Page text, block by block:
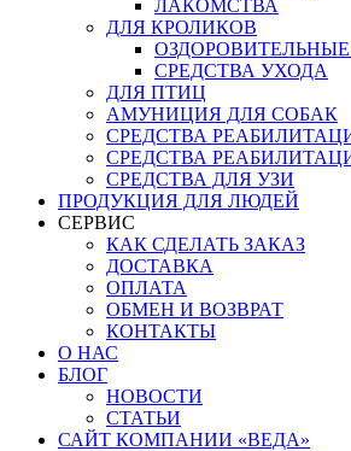
ЛАКОМСТВА
ДЛЯ КРОЛИКОВ
СРЕДСТВА УХОДА
ДЛЯ ПТИЦ
АМУНИЦИЯ ДЛЯ СОБАК
СРЕДСТВА
СРЕДСТВА
СРЕДСТВА ДЛЯ УЗИ
ПРОДУКЦИЯ ДЛЯ ЛЮДЕЙ
СЕРВИС
КАК СДЕЛАТЬ ЗАКАЗ
ДОСТАВКА
ОПЛАТА
ОБМЕН И ВОЗВРАТ
КОНТАКТЫ
О НАС
БЛОГ
НОВОСТИ
СТАТЬИ
САЙТ КОМПАНИИ «ВЕДА»